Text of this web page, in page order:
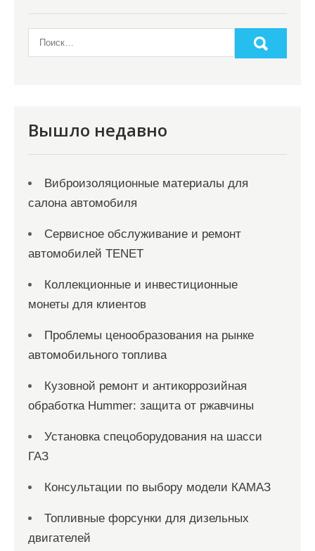
Вышло недавно
Виброизоляционные материалы для
салона автомобиля
Сервисное обслуживание и ремонт
автомобилей TENET
Коллекционные и инвестиционные
монеты для клиентов
Проблемы ценообразования на рынке
автомобильного топлива
Кузовной ремонт и антикоррозийная
обработка Hummer: защита от ржавчины
Установка спецоборудования на шасси
ГАЗ
Консультации по выбору модели КАМАЗ
Топливные форсунки для дизельных
двигателей